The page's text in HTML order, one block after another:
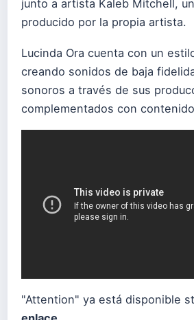
junto a artista Kaleb Mitchell,
producido por la propia artista.
Lucinda Ora cuenta con un
creando sonidos de baja
sonoros a través de sus
complementados con
"Attention" ya está disponible